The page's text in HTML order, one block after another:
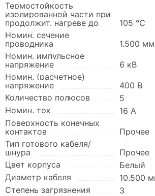
Термостойкость
изолированной части при
продолжит. нагреве до
105 °C
Номин. сечение
проводника
1.500
Номин. импульсное
напряжение
6 кВ
Номин. (расчетное)
напряжение
400 В
Количество полюсов
5
Номин. ток
16 А
Поверхность конечных
контактов
Прочее
Тип готового кабеля/
шнура
Прочее
Цвет корпуса
Белый
Диаметр кабеля
10.500
Степень загрязнения
3